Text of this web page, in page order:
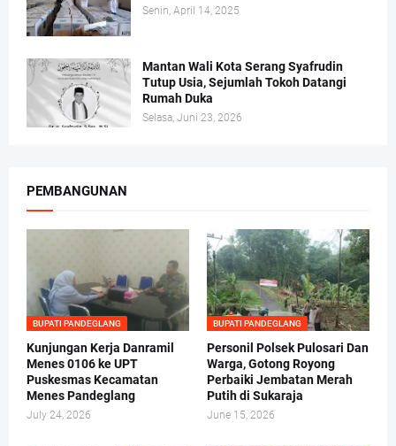
Senin, April 14, 2025
Mantan Wali Kota Serang Syafrudin
Tutup Usia, Sejumlah Tokoh Datangi
Rumah Duka
Selasa, Juni 23, 2026
PEMBANGUNAN
BUPATI PANDEGLANG
Kunjungan Kerja Danramil
Menes 0106 ke UPT
Puskesmas Kecamatan
Menes Pandeglang
July 24, 2026
BUPATI PANDEGLANG
Personil Polsek Pulosari Dan
Warga, Gotong Royong
Perbaiki Jembatan Merah
Putih di Sukaraja
June 15, 2026